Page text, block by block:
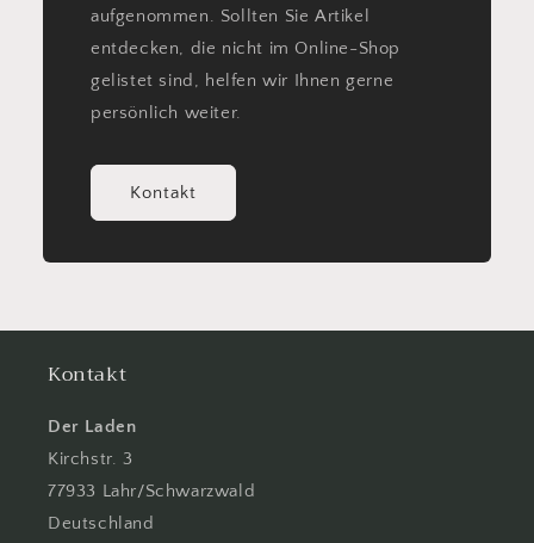
aufgenommen. Sollten Sie Artikel
entdecken, die nicht im Online-Shop
gelistet sind, helfen wir Ihnen gerne
persönlich weiter.
Kontakt
Kontakt
Der Laden
Kirchstr. 3
77933 Lahr/Schwarzwald
Deutschland